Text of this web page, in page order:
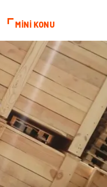
MİNİ KONU